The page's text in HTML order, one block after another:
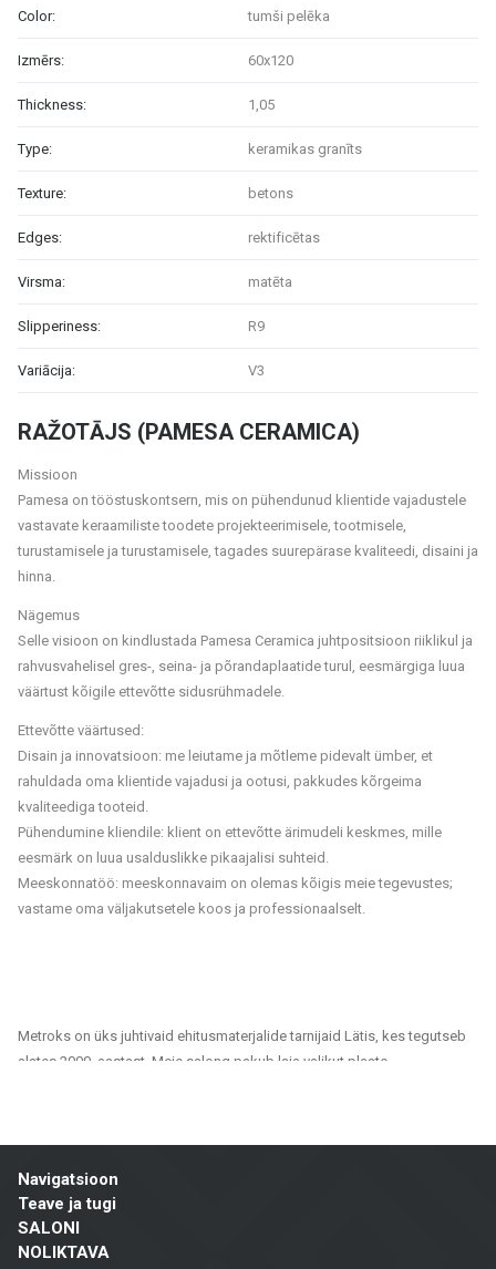
RAŽOTĀJS (PAMESA CERAMICA)
Missioon
Pamesa on tööstuskontsern, mis on pühendunud klientide vajadustele
vastavate keraamiliste toodete projekteerimisele, tootmisele,
turustamisele ja turustamisele, tagades suurepärase kvaliteedi, disaini ja
hinna.
Nägemus
Selle visioon on kindlustada Pamesa Ceramica juhtpositsioon riiklikul ja
rahvusvahelisel gres-, seina- ja põrandaplaatide turul, eesmärgiga luua
väärtust kõigile ettevõtte sidusrühmadele.
Ettevõtte väärtused:
Disain ja innovatsioon: me leiutame ja mõtleme pidevalt ümber, et
rahuldada oma klientide vajadusi ja ootusi, pakkudes kõrgeima
kvaliteediga tooteid.
Pühendumine kliendile: klient on ettevõtte ärimudeli keskmes, mille
eesmärk on luua usalduslikke pikaajalisi suhteid.
Meeskonnatöö: meeskonnavaim on olemas kõigis meie tegevustes;
vastame oma väljakutsetele koos ja professionaalselt.
Color: tumši pelēka
Izmērs: 60x120
Thickness: 1,05
Type: keramikas granīts
Texture: betons
Edges: rektificētas
Virsma: matēta
Slipperiness: R9
Variācija: V3
Metroks on üks juhtivaid ehitusmaterjalide tarnijaid Lätis, kes tegutseb
alates 2000. aastast. Meie salong pakub laia valikut plaate,
Meie tootevalik hõlmab:
Navigatsioon
Teave ja tugi
SALONI
NOLIKTAVA